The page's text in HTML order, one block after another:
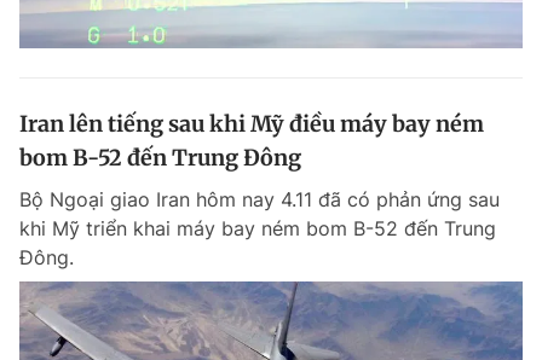
Iran lên tiếng sau khi Mỹ điều máy bay ném
bom B-52 đến Trung Đông
Bộ Ngoại giao Iran hôm nay 4.11 đã có phản ứng sau
khi Mỹ triển khai máy bay ném bom B-52 đến Trung
Đông.